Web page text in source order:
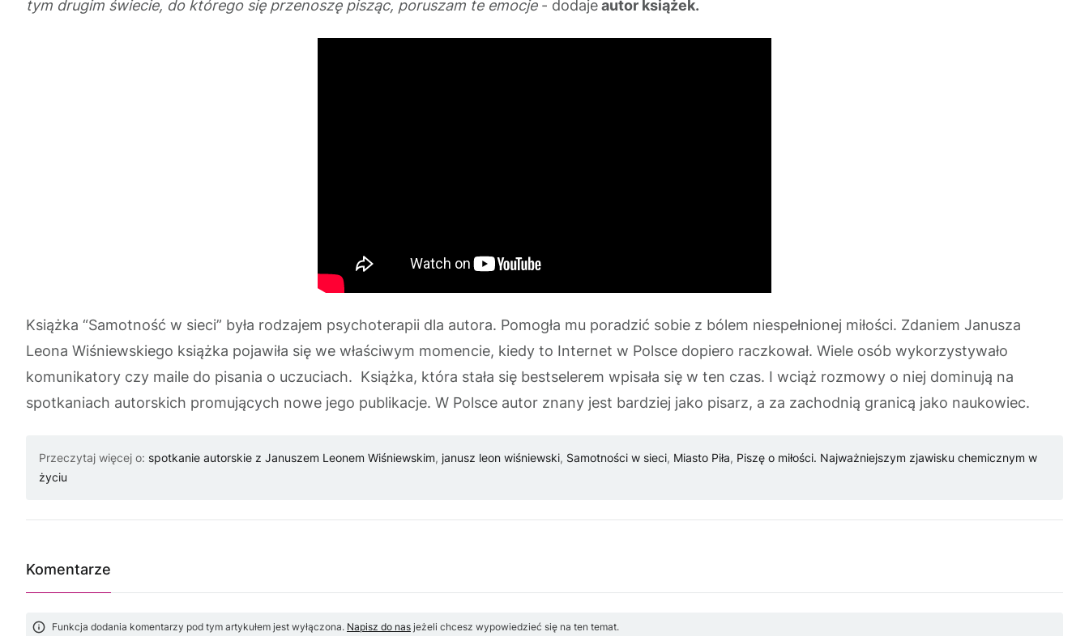
tym drugim świecie, do którego się przenoszę pisząc, poruszam te emocje- dodajeautor książek.
Książka “Samotność w sieci” była rodzajem psychoterapii dla autora. Pomogła mu poradzić sobie z bólem niespełnionej miłości. Zdaniem Janusza
Leona Wiśniewskiego książka pojawiła się we właściwym momencie, kiedy to Internet w Polsce dopiero raczkował. Wiele osób wykorzystywało
komunikatory czy maile do pisania o uczuciach. Książka, która stała się bestselerem wpisała się w ten czas. I wciąż rozmowy o niej dominują na
spotkaniach autorskich promujących nowe jego publikacje. W Polsce autor znany jest bardziej jako pisarz, a za zachodnią granicą jako naukowiec.
Przeczytaj więcej o: spotkanie autorskie z Januszem Leonem Wiśniewskim, janusz leon wiśniewski, Samotności w sieci, Miasto Piła, Piszę o miłości. Najważniejszym zjawisku chemicznym w
życiu
Komentarze
Funkcja dodania komentarzy pod tym artykułem jest wyłączona. Napisz do nas jeżeli chcesz wypowiedzieć się na ten temat.